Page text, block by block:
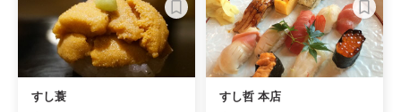
すし蓑 すし哲 本店